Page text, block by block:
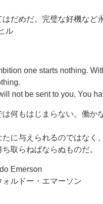
はだめだ。完璧な好機など
ル
one starts nothing.
not be sent to you. You
は何もはじまらない。働か
に与えられるのではなく、
取らねばならぬものだ。
Emerson
ォルドー・エマーソン